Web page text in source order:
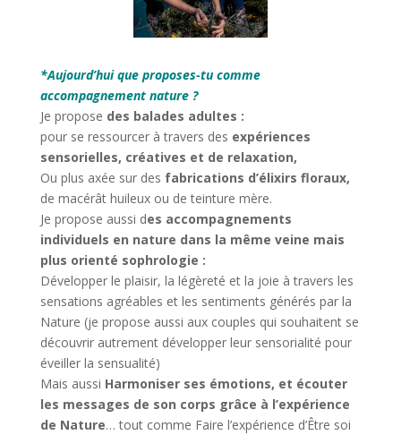
*Aujourd’hui que proposes-tu comme
accompagnement nature ?
Je propose des balades adultes :
pour se ressourcer à travers des expériences
sensorielles, créatives et de relaxation,
Ou plus axée sur des fabrications d’élixirs floraux,
de macérât huileux ou de teinture mère.
Je propose aussi des accompagnements
individuels en nature dans la même veine mais
plus orienté sophrologie :
Développer le plaisir, la légèreté et la joie à travers les
sensations agréables et les sentiments générés par la
Nature (je propose aussi aux couples qui souhaitent se
découvrir autrement développer leur sensorialité pour
éveiller la sensualité)
Mais aussi Harmoniser ses émotions, et écouter
les messages de son corps grâce à l’expérience
de Nature… tout comme Faire l’expérience d’Être soi